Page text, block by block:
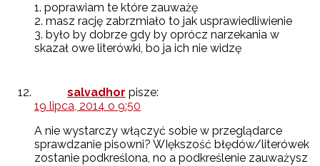
1. poprawiam te które zauważę
2. masz rację zabrzmiało to jak usprawiedliwienie
3. było by dobrze gdy by oprócz narzekania w
skazał owe literówki, bo ja ich nie widzę
salvadhor pisze:
19 lipca, 2014 o 9:50
A nie wystarczy włączyć sobie w przeglądarce
sprawdzanie pisowni? WIększość błędów/literówek
zostanie podkreślona, no a podkreślenie zauważysz